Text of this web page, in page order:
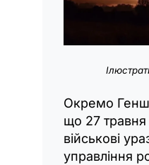
Окремо
що 27 травня
військові
управління